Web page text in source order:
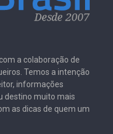
a colaboração de
Temos a intenção
informações
destino muito mais
as dicas de quem um